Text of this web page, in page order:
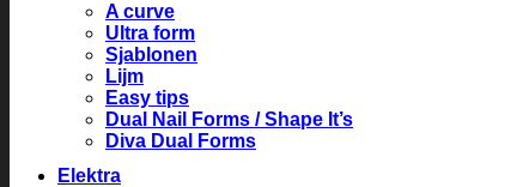
A curve
Ultra form
Sjablonen
Lijm
Easy tips
Dual Nail Forms / Shape It’s
Diva Dual Forms
Elektra